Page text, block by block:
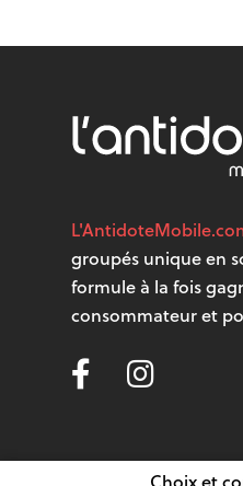
groupés unique en
formule à la fois
consommateur et